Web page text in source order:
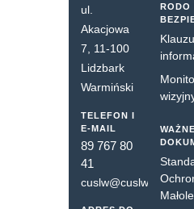
ul.
Akacjowa
7, 11-100
Lidzbark
Warmiński
TELEFON I
E-MAIL
89 767 80
41
cuslw@cuslw.pl
RODO
WAŻNE